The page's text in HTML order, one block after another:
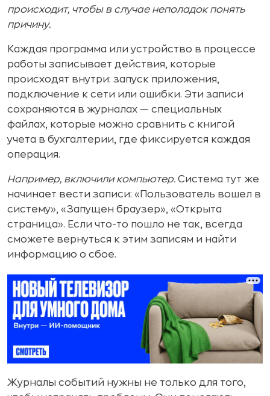
происходит, чтобы в случае неполадок понять
причину.
Каждая программа или устройство в процессе
работы записывает действия, которые
происходят внутри: запуск приложения,
подключение к сети или ошибки. Эти записи
сохраняются в журналах — специальных
файлах, которые можно сравнить с книгой
учета в бухгалтерии, где фиксируется каждая
операция.
Например, включили компьютер. Система тут же
начинает вести записи: «Пользователь вошел в
систему», «Запущен браузер», «Открыта
страница». Если что-то пошло не так, всегда
сможете вернуться к этим записям и найти
информацию о сбое.
Журналы событий нужны не только для того,